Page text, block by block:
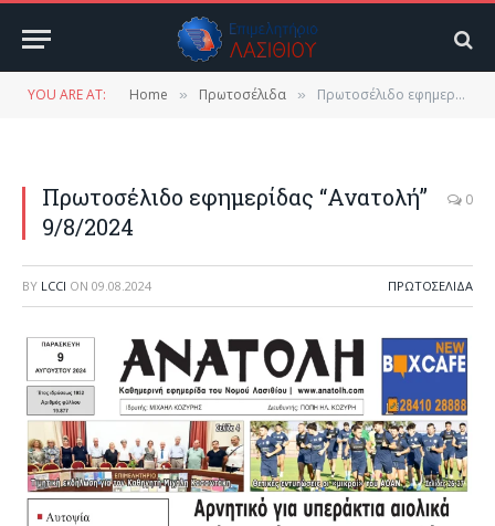
YOU ARE AT: Home » Πρωτοσέλιδα » Πρωτοσέλιδο εφημερίδας “Ανατολή” 9/8/2024
Πρωτοσέλιδο εφημερίδας “Ανατολή”
9/8/2024
0
BY LCCI ON 09.08.2024 ΠΡΩΤΟΣΈΛΙΔΑ